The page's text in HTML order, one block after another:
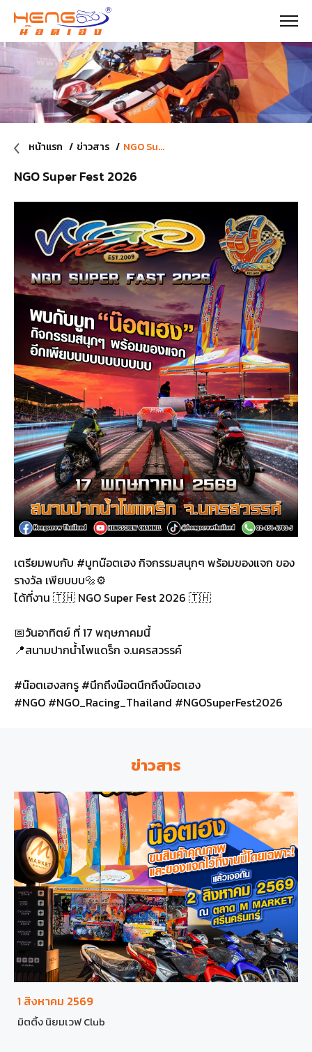
หน้าแรก ข่าวสาร NGO Super Fest 2026
NGO Super Fest 2026
เตรียมพบกับ #บูทน๊อตเฮง กิจกรรมสนุกๆ พร้อมของแจก ของ
รางวัล เพียบบบ🔩⚙️
ได้ที่งาน 🇹🇭 NGO Super Fest 2026 🇹🇭
📅วันอาทิตย์ ที่ 17 พฤษภาคมนี้
📍สนามปากน้ำโพแดร็ก จ.นครสวรรค์
#น๊อตเฮงสกรู #นึกถึงน๊อตนึกถึงน๊อตเฮง
#NGO #NGO_Racing_Thailand #NGOSuperFest2026
ข่าวสาร
1 สิงหาคม 2569
มิตติ้ง นิยมเวฟ Club